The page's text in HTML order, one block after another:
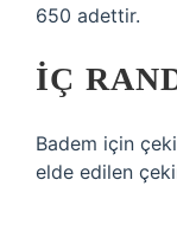
650 adettir.
İÇ
Badem için
elde edilen